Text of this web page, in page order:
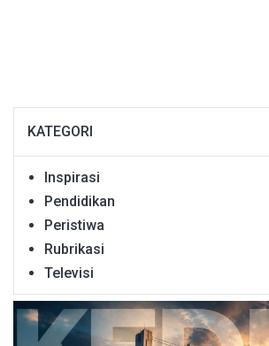
KATEGORI
Inspirasi
Pendidikan
Peristiwa
Rubrikasi
Televisi